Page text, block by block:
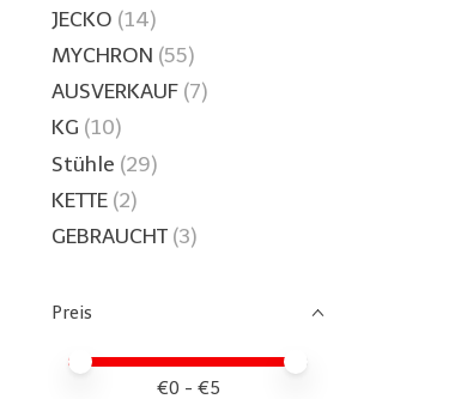
JECKO (14)
MYCHRON (55)
AUSVERKAUF (7)
KG (10)
Stühle (29)
KETTE (2)
GEBRAUCHT (3)
Preis
Preis – Mindestwert
Price maximum value
€0 - €5